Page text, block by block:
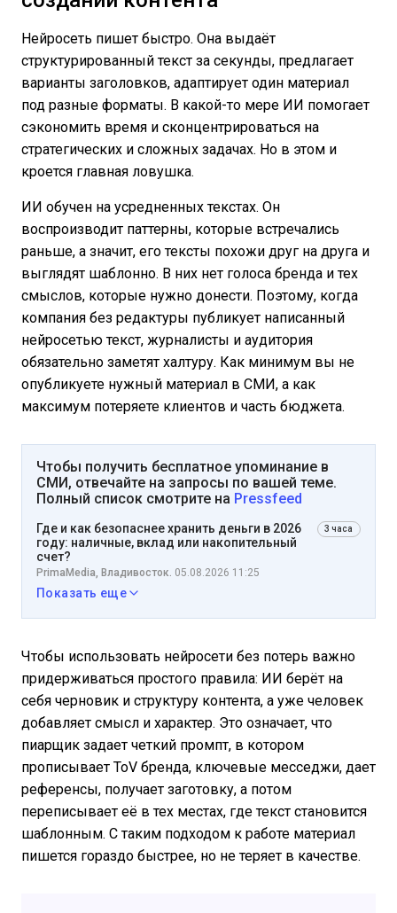
Нейросеть пишет быстро. Она выдаёт
структурированный текст за секунды, предлагает
варианты заголовков, адаптирует один материал
под разные форматы. В какой-то мере ИИ помогает
сэкономить время и сконцентрироваться на
стратегических и сложных задачах. Но в этом и
кроется главная ловушка.
ИИ обучен на усредненных текстах. Он
воспроизводит паттерны, которые встречались
раньше, а значит, его тексты похожи друг на друга и
выглядят шаблонно. В них нет голоса бренда и тех
смыслов, которые нужно донести. Поэтому, когда
компания без редактуры публикует написанный
нейросетью текст, журналисты и аудитория
обязательно заметят халтуру. Как минимум вы не
опубликуете нужный материал в СМИ, а как
максимум потеряете клиентов и часть бюджета.
Чтобы получить бесплатное упоминание в
СМИ, отвечайте на запросы по вашей теме.
Полный список смотрите на Pressfeed
Где и как безопаснее хранить деньги в 2026
году: наличные, вклад или накопительный
счет?
3 часа
PrimaMedia, Владивосток. 05.08.2026 11:25
Показать еще
Чтобы использовать нейросети без потерь важно
придерживаться простого правила: ИИ берёт на
себя черновик и структуру контента, а уже человек
добавляет смысл и характер. Это означает, что
пиарщик задает четкий промпт, в котором
прописывает ToV бренда, ключевые месседжи, дает
референсы, получает заготовку, а потом
переписывает её в тех местах, где текст становится
шаблонным. С таким подходом к работе материал
пишется гораздо быстрее, но не теряет в качестве.